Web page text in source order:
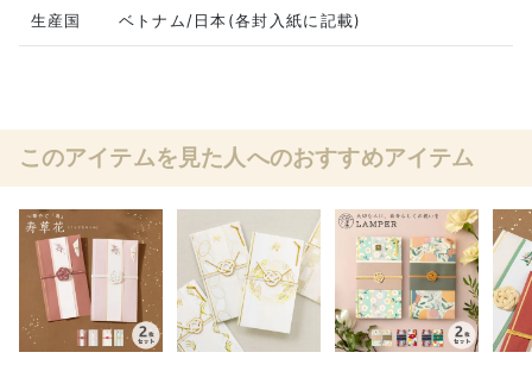
生産国 ベトナム/日本(各封入紙に記載)
このアイテムを見た人へのおすすめアイテム